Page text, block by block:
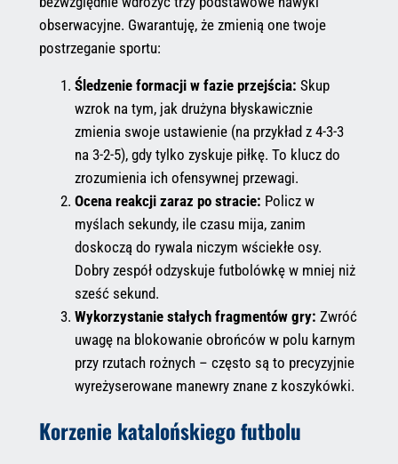
obserwacyjne. Gwarantuję, że zmienią one twoje
postrzeganie sportu:
Śledzenie formacji w fazie przejścia: Skup
wzrok na tym, jak drużyna błyskawicznie
zmienia swoje ustawienie (na przykład z 4-3-3
na 3-2-5), gdy tylko zyskuje piłkę. To klucz do
zrozumienia ich ofensywnej przewagi.
Ocena reakcji zaraz po stracie: Policz w
myślach sekundy, ile czasu mija, zanim
doskoczą do rywala niczym wściekłe osy.
Dobry zespół odzyskuje futbolówkę w mniej niż
sześć sekund.
Wykorzystanie stałych fragmentów gry: Zwróć
uwagę na blokowanie obrońców w polu karnym
przy rzutach rożnych – często są to precyzyjnie
wyreżyserowane manewry znane z koszykówki.
Korzenie katalońskiego futbolu